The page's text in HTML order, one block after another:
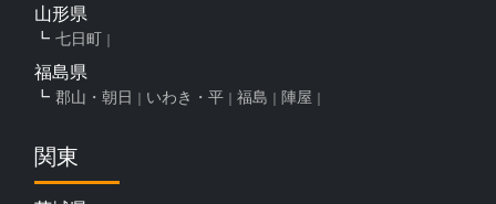
山形県
七日町
福島県
郡山・朝日 いわき・平 福島 陣屋
関東